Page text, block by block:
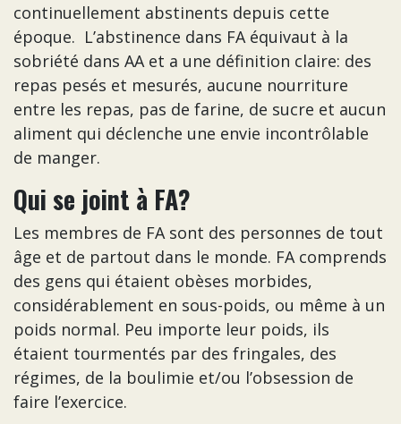
continuellement abstinents depuis cette
époque. L’abstinence dans FA équivaut à la
sobriété dans AA et a une définition claire: des
repas pesés et mesurés, aucune nourriture
entre les repas, pas de farine, de sucre et aucun
aliment qui déclenche une envie incontrôlable
de manger.
Qui se joint à FA?
Les membres de FA sont des personnes de tout
âge et de partout dans le monde. FA comprends
des gens qui étaient obèses morbides,
considérablement en sous-poids, ou même à un
poids normal. Peu importe leur poids, ils
étaient tourmentés par des fringales, des
régimes, de la boulimie et/ou l’obsession de
faire l’exercice.